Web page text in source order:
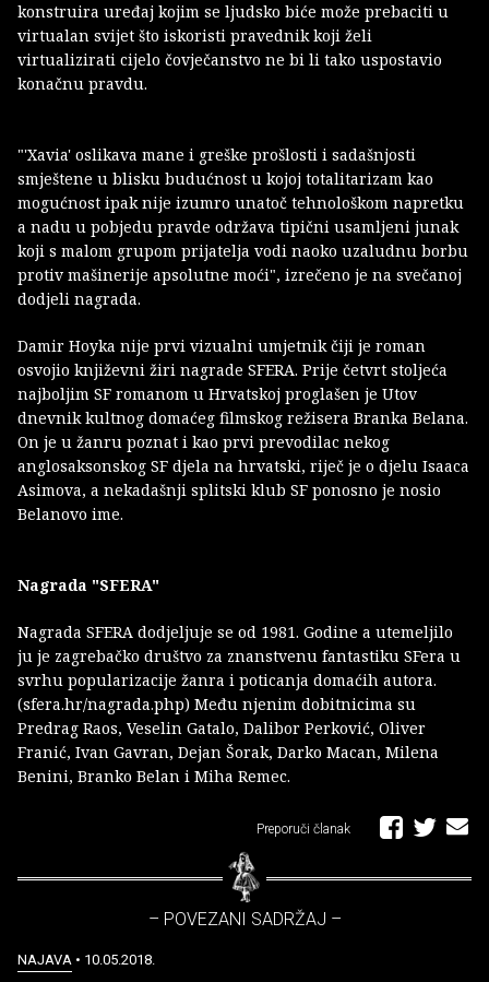
konstruira uređaj kojim se ljudsko biće može prebaciti u
virtualan svijet što iskoristi pravednik koji želi
virtualizirati cijelo čovječanstvo ne bi li tako uspostavio
konačnu pravdu.
"'Xavia' oslikava mane i greške prošlosti i sadašnjosti
smještene u blisku budućnost u kojoj totalitarizam kao
mogućnost ipak nije izumro unatoč tehnološkom napretku
a nadu u pobjedu pravde održava tipični usamljeni junak
koji s malom grupom prijatelja vodi naoko uzaludnu borbu
protiv mašinerije apsolutne moći", izrečeno je na svečanoj
dodjeli nagrada.
Damir Hoyka nije prvi vizualni umjetnik čiji je roman
osvojio književni žiri nagrade SFERA. Prije četvrt stoljeća
najboljim SF romanom u Hrvatskoj proglašen je Utov
dnevnik kultnog domaćeg filmskog režisera Branka Belana.
On je u žanru poznat i kao prvi prevodilac nekog
anglosaksonskog SF djela na hrvatski, riječ je o djelu Isaaca
Asimova, a nekadašnji splitski klub SF ponosno je nosio
Belanovo ime.
Nagrada "SFERA"
Nagrada SFERA dodjeljuje se od 1981. Godine a utemeljilo
ju je zagrebačko društvo za znanstvenu fantastiku SFera u
svrhu popularizacije žanra i poticanja domaćih autora.
(sfera.hr/nagrada.php) Među njenim dobitnicima su
Predrag Raos, Veselin Gatalo, Dalibor Perković, Oliver
Franić, Ivan Gavran, Dejan Šorak, Darko Macan, Milena
Benini, Branko Belan i Miha Remec.
Preporuči članak
– POVEZANI SADRŽAJ –
NAJAVA • 10.05.2018.